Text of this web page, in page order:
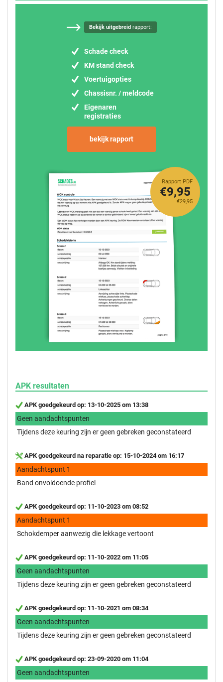
Bekijk uitgebreidrapport:
Schade check
KM stand check
Voertuigopties
Chassisnr. / meldcode
Eigenaren
registraties
bekijk rapport
Rapport PDF
€29,95
€9,95
APK resultaten
APK goedgekeurd op: 13-10-2025 om 13:38
Geen aandachtspunten
Tijdens deze keuring zijn er geen gebreken geconstateerd
APK goedgekeurd na reparatie op: 15-10-2024 om 16:17
Aandachtspunt 1
Band onvoldoende profiel
APK goedgekeurd op: 11-10-2023 om 08:52
Aandachtspunt 1
Schokdemper aanwezig die lekkage vertoont
APK goedgekeurd op: 11-10-2022 om 11:05
Geen aandachtspunten
Tijdens deze keuring zijn er geen gebreken geconstateerd
APK goedgekeurd op: 11-10-2021 om 08:34
Geen aandachtspunten
Tijdens deze keuring zijn er geen gebreken geconstateerd
APK goedgekeurd op: 23-09-2020 om 11:04
Geen aandachtspunten